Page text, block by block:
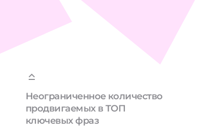
Неограниченное количество
продвигаемых в ТОП
ключевых фраз